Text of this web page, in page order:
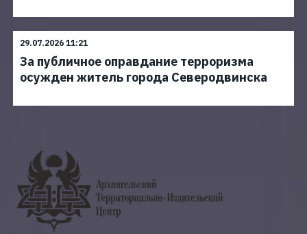
29.07.2026 11:21
За публичное оправдание терроризма
осужден житель города Северодвинска